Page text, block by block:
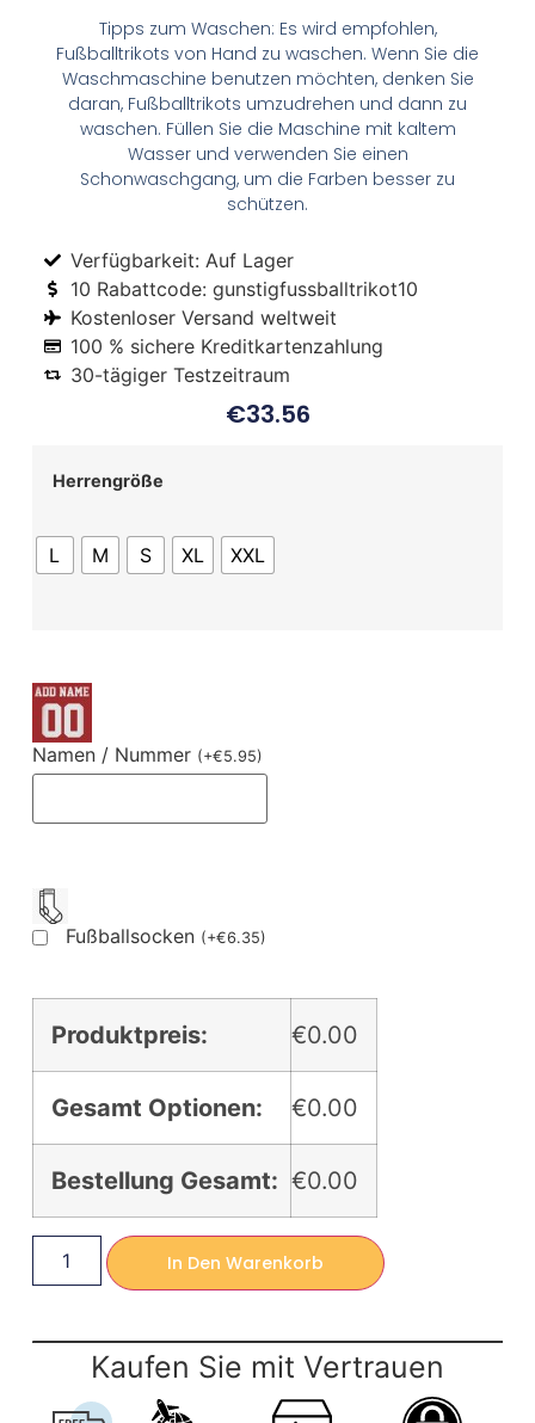
Tipps zum Waschen: Es wird empfohlen,
Fußballtrikots von Hand zu waschen. Wenn Sie die
Waschmaschine benutzen möchten, denken Sie
daran, Fußballtrikots umzudrehen und dann zu
waschen. Füllen Sie die Maschine mit kaltem
Wasser und verwenden Sie einen
Schonwaschgang, um die Farben besser zu
schützen.
Verfügbarkeit: Auf Lager
10 Rabattcode: gunstigfussballtrikot10
Kostenloser Versand weltweit
100 % sichere Kreditkartenzahlung
30-tägiger Testzeitraum
€33.56
Herrengröße
L M S XL XXL
Namen / Nummer (+€5.95)
Fußballsocken (+€6.35)
Produktpreis: €0.00
Gesamt Optionen: €0.00
Bestellung Gesamt: €0.00
In Den Warenkorb
Kaufen Sie mit Vertrauen